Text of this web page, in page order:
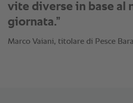
vite diverse in base al
giornata.”
Marco Vaiani, titolare di Pesce